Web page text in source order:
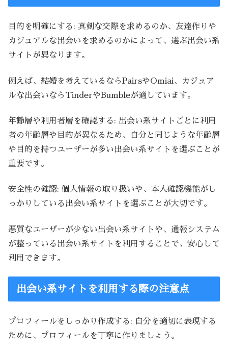
目的を明確にする: 真剣な交際を求めるのか、友達作りや
カジュアルな出会いを求めるのかによって、選ぶ出会い系
サイトが異なります。
例えば、結婚を考えているならPairsやOmiai、カジュア
ルな出会いならTinderやBumbleが適しています。
年齢層や利用者層を確認する: 出会い系サイトごとに利用
者の年齢層や目的が異なるため、自分と同じような年齢層
や目的を持つユーザーが多い出会い系サイトを選ぶことが
重要です。
安全性の確認: 個人情報の取り扱いや、本人確認機能がし
っかりしている出会い系サイトを選ぶことが大切です。
悪質なユーザーが少ない出会い系サイトや、通報システム
が整っている出会い系サイトを利用することで、安心して
利用できます。
出会い系サイトを利用する際の注意点
プロフィールをしっかり作成する: 自分を適切に表現する
ために、プロフィールを丁寧に作りましょう。